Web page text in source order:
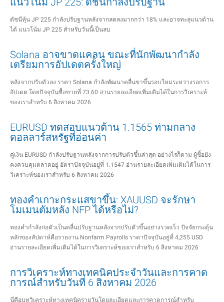
ดัชนีหุ้น JP 225 กำลังปรับฐานหลังจากลดลงมากกว่า 18% และอาจทะลุแนวต้าน
ได้ แนวโน้ม JP 225 สำหรับวันนี้เป็นลบ
Solana อาจขาดแคลน ขณะที่นักพัฒนากำลัง
เตรียมการอัปเดตครั้งใหญ่
หลังจากปรับตัวลง ราคา Solana กำลังพัฒนาคลื่นขาขึ้นรอบใหม่ระหว่างรอการ
อัปเดต โดยปัจจุบันซื้อขายที่ 73.60 อ่านรายละเอียดเพิ่มเติมได้ในการวิเคราะห์
ของเราสำหรับ 6 สิงหาคม 2026
EURUSD ทดสอบแนวต้าน 1.1565 ท่ามกลาง
ดอลลาร์สหรัฐที่อ่อนค่า
คู่เงิน EURUSD กำลังปรับฐานหลังจากการปรับตัวขึ้นล่าสุด อย่างไรก็ตาม ผู้ซื้อยัง
คงควบคุมตลาดอยู่ อัตราปัจจุบันอยู่ที่ 1.1547 อ่านรายละเอียดเพิ่มเติมได้ในการ
วิเคราะห์ของเราสำหรับ 6 สิงหาคม 2026
ทองคำเกาะกระแสขาขึ้น: XAUUSD จะรักษา
โมเมนตัมหลัง NFP ได้หรือไม่?
ทองคำกำลังก่อตัวเป็นคลื่นปรับฐานหลังจากปรับตัวขึ้นอย่างรวดเร็ว ปัจจัยกระตุ้น
หลักของสัปดาห์คือรายงาน Nonfarm Payrolls ราคาปัจจุบันอยู่ที่ 4,255 USD
อ่านรายละเอียดเพิ่มเติมได้ในการวิเคราะห์ของเราสำหรับ 6 สิงหาคม 2026
การวิเคราะห์ทางเทคนิคประจำวันและการคาด
การณ์สำหรับวันที่ 6 สิงหาคม 2026
นี่คือบทวิเคราะห์ทางเทคนิครายวันโดยละเอียดและการคาดการณ์สำหรับ